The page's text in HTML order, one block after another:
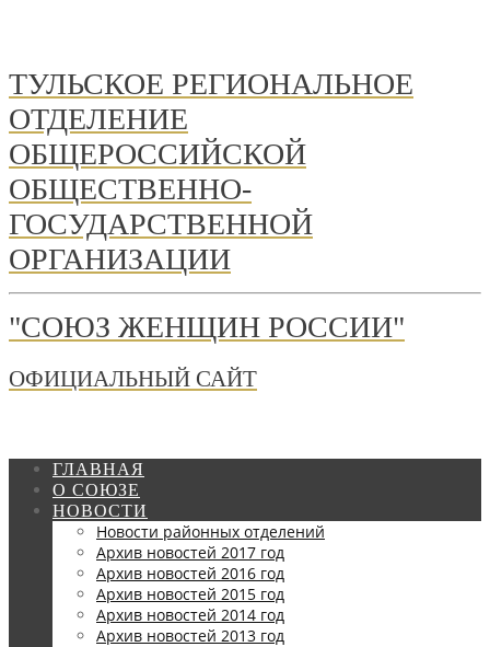
ТУЛЬСКОЕ РЕГИОНАЛЬНОЕ
ОТДЕЛЕНИЕ
ОБЩЕРОССИЙСКОЙ
ОБЩЕСТВЕННО-
ГОСУДАРСТВЕННОЙ
ОРГАНИЗАЦИИ
"СОЮЗ ЖЕНЩИН РОССИИ"
ОФИЦИАЛЬНЫЙ САЙТ
ГЛАВНАЯ
О СОЮЗЕ
НОВОСТИ
Новости районных отделений
Архив новостей 2017 год
Архив новостей 2016 год
Архив новостей 2015 год
Архив новостей 2014 год
Архив новостей 2013 год